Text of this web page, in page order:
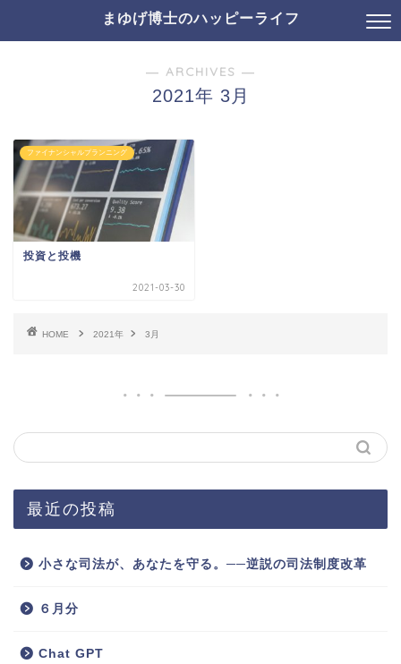
まゆげ博士のハッピーライフ
― ARCHIVES ―
2021年 3月
ファイナンシャルプランニング
投資と投機
2021-03-30
HOME 2021年 3月
最近の投稿
小さな司法が、あなたを守る。──逆説の司法制度改革
６月分
Chat GPT